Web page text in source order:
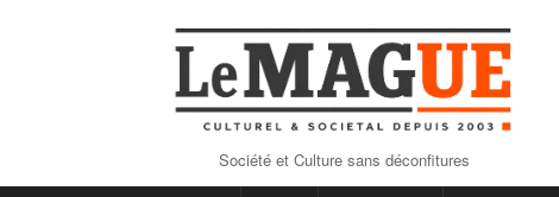
Société et Culture sans déconfitures